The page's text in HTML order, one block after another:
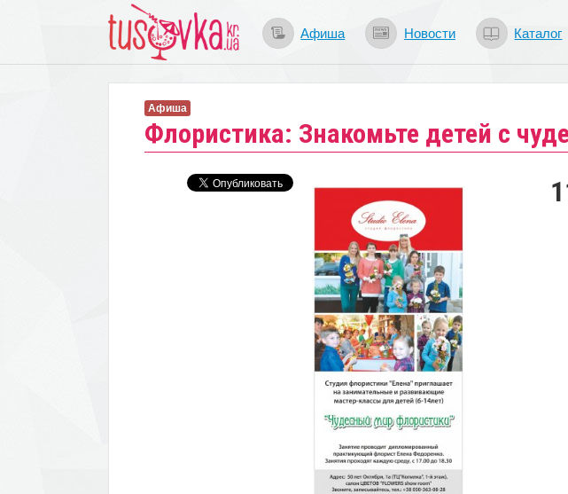
Афиша Новости Каталог
Флористика: Знакомьте детей с
Афиша